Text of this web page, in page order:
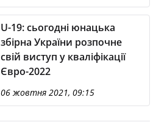
U-19: сьогодні юнацька
збірна України розпочне
свій виступ у кваліфікації
Євро-2022
06 жовтня 2021, 09:15